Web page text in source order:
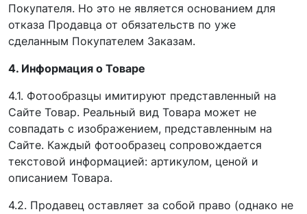
Покупателя. Но это не является основанием для
отказа Продавца от обязательств по уже
сделанным Покупателем Заказам.
4. Информация о Товаре
4.1. Фотообразцы имитируют представленный на
Сайте Товар. Реальный вид Товара может не
совпадать с изображением, представленным на
Сайте. Каждый фотообразец сопровождается
текстовой информацией: артикулом, ценой и
описанием Товара.
4.2. Продавец оставляет за собой право (однако не